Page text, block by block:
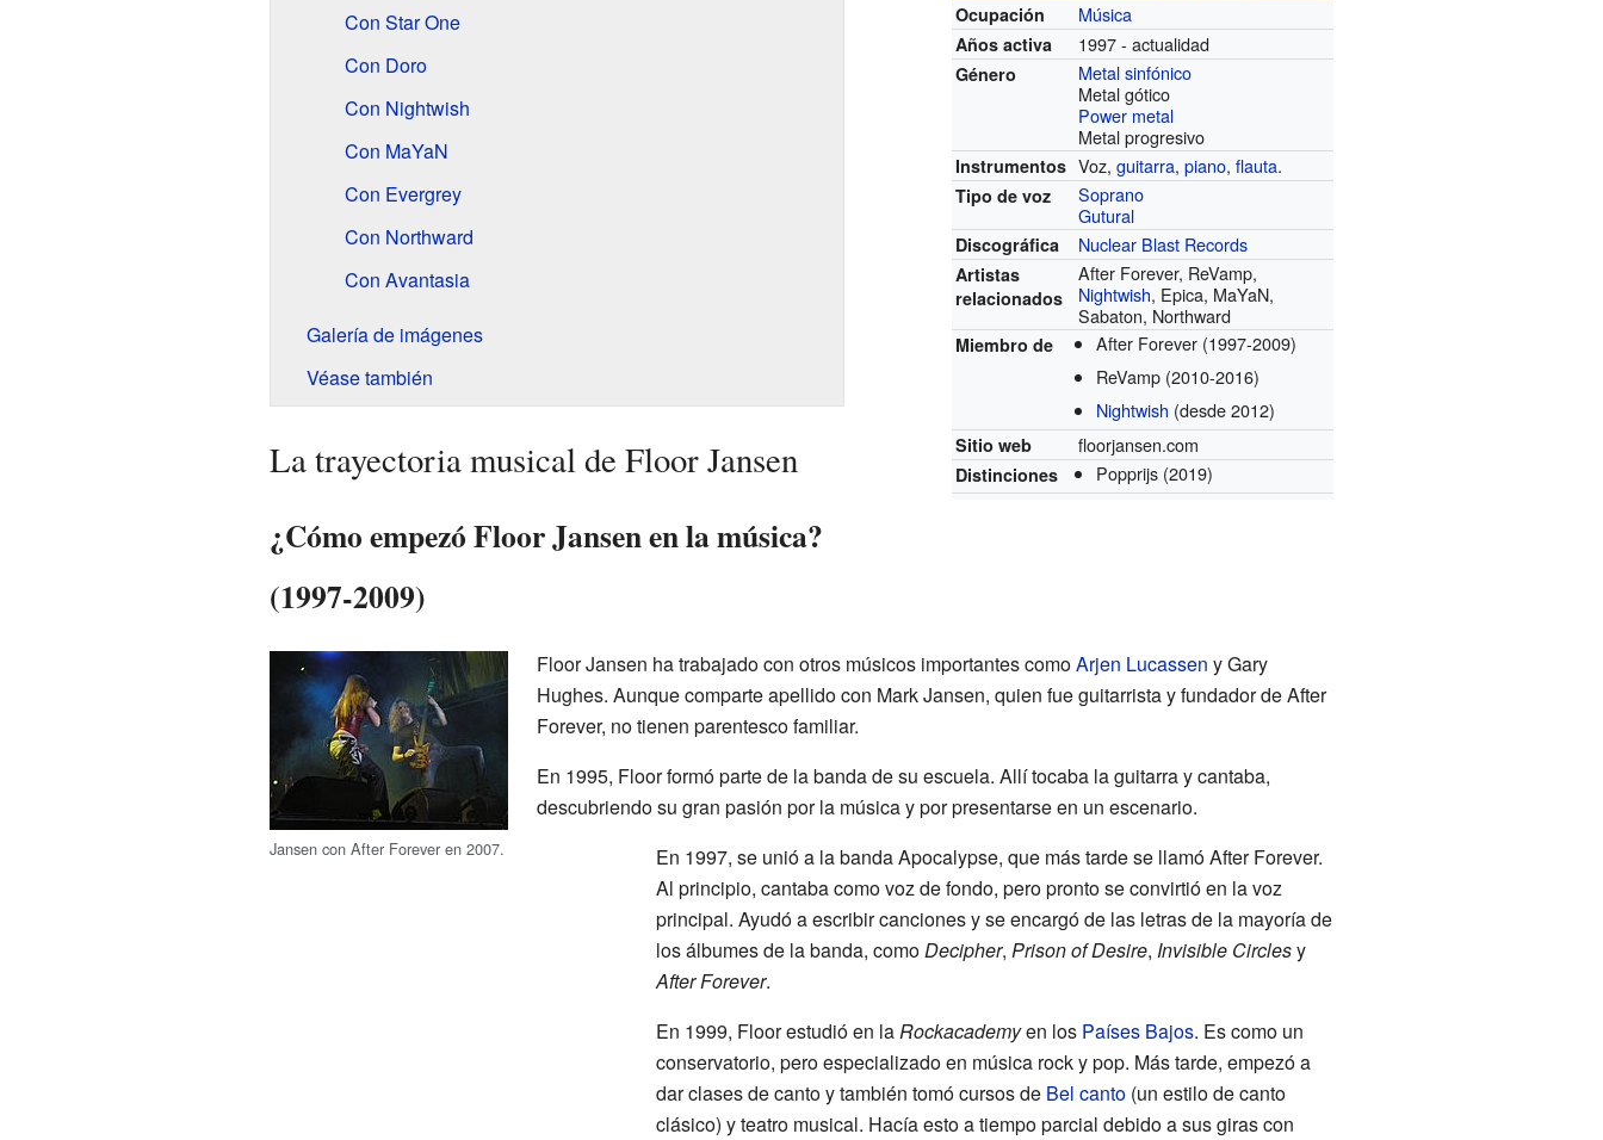
Ocupación
Música
Años activa 1997 - actualidad
Género
Metal sinfónico
Metal gótico
Power metal
Metal progresivo
Instrumentos Voz,guitarra,piano,flauta.
Tipo de voz
Soprano
Gutural
Discográfica Nuclear Blast Records
Artistas
relacionados
After Forever, ReVamp,
Nightwish, Epica, MaYaN,
Sabaton, Northward
Miembro de After Forever (1997-2009)
ReVamp (2010-2016)
Nightwish (desde 2012)
Sitio web floorjansen.com
Distinciones Popprijs (2019)
Con Star One
Con Doro
Con Nightwish
Con MaYaN
Con Evergrey
Con Northward
Con Avantasia
Galería de imágenes
Véase también
La trayectoria musical de Floor Jansen
¿Cómo empezó Floor Jansen en la música?
(1997-2009)
Jansen con After Forever en 2007.
Floor Jansen ha trabajado con otros músicos importantes comoArjen Lucassen y Gary
Hughes. Aunque comparte apellido con Mark Jansen, quien fue guitarrista y fundador de After
Forever, no tienen parentesco familiar.
En 1995, Floor formó parte de la banda de su escuela. Allí tocaba la guitarra y cantaba,
descubriendo su gran pasión por la música y por presentarse en un escenario.
En 1997, se unió a la banda Apocalypse, que más tarde se llamó After Forever.
Al principio, cantaba como voz de fondo, pero pronto se convirtió en la voz
principal. Ayudó a escribir canciones y se encargó de las letras de la mayoría de
los álbumes de la banda, comoDecipher, Prison of Desire, Invisible Circlesy
After Forever.
En 1999, Floor estudió en laRockacademyen los Países Bajos. Es como un
conservatorio, pero especializado en música rock y pop. Más tarde, empezó a
dar clases de canto y también tomó cursos de Bel canto(un estilo de canto
clásico) y teatro musical. Hacía esto a tiempo parcial debido a sus giras con